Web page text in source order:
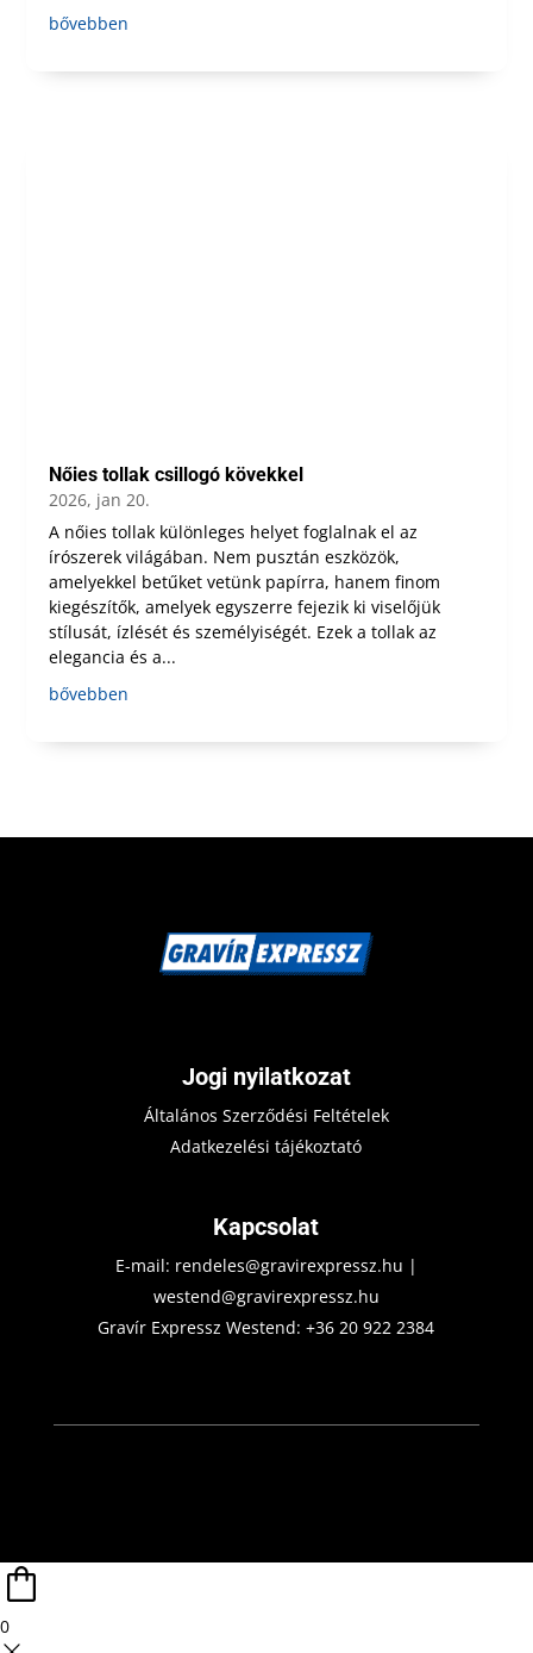
bővebben
Nőies tollak csillogó kövekkel
2026, jan 20.
A nőies tollak különleges helyet foglalnak el az
írószerek világában. Nem pusztán eszközök,
amelyekkel betűket vetünk papírra, hanem finom
kiegészítők, amelyek egyszerre fejezik ki viselőjük
stílusát, ízlését és személyiségét. Ezek a tollak az
elegancia és a...
bővebben
Jogi nyilatkozat
Általános Szerződési Feltételek
Adatkezelési tájékoztató
Kapcsolat
E-mail: rendeles@gravirexpressz.hu |
westend@gravirexpressz.hu
Gravír Expressz Westend:+36 20 922 2384
0